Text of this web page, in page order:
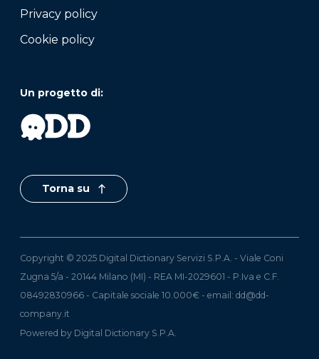
Privacy policy
Cookie policy
Un progetto di:
Torna su
Copyright © 2025 Digital Dictionary Servizi S.P.A. - Viale Coni
Zugna 5/a - 20144 Milano (MI) - REA MI-2029601 - P.Iva e C.F.
08492830966 - Capitale sociale 10.000€ - email: dd@dd-
company.it
Powered by Digital Dictionary S.P.A.